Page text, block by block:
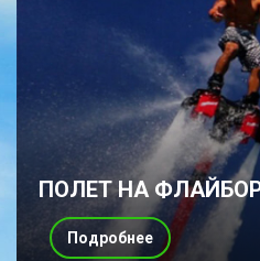
ПОЛЕТ НА
Подробнее